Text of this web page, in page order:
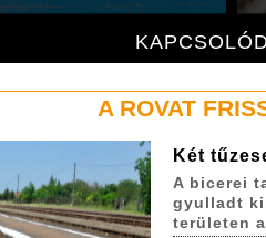
A ROVAT
Két
A bicerei
gyulladt
területen